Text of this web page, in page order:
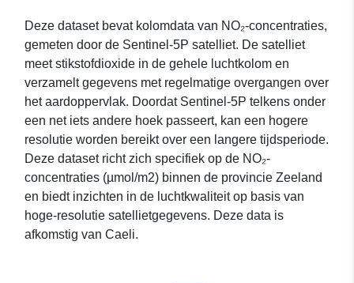
Deze dataset bevat kolomdata van NO₂-concentraties,
gemeten door de Sentinel-5P satelliet. De satelliet
meet stikstofdioxide in de gehele luchtkolom en
verzamelt gegevens met regelmatige overgangen over
het aardoppervlak. Doordat Sentinel-5P telkens onder
een net iets andere hoek passeert, kan een hogere
resolutie worden bereikt over een langere tijdsperiode.
Deze dataset richt zich specifiek op de NO₂-
concentraties (µmol/m2) binnen de provincie Zeeland
en biedt inzichten in de luchtkwaliteit op basis van
hoge-resolutie satellietgegevens. Deze data is
afkomstig van Caeli.